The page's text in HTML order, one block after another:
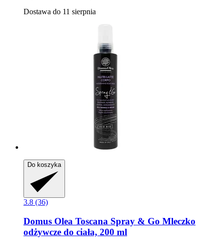
Dostawa do 11 sierpnia
Do koszyka
3.8 (36)
Domus Olea Toscana Spray & Go Mleczko
odżywcze do ciała, 200 ml